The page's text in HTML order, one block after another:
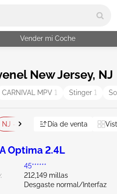
Vender mi Coche
New Jersey, NJ
CARNIVAL MPV 1 Stinger 1
NJ - Sayreville NJ - Central
Día de venta
Optima 2.4L
45******
212,149 millas
Desgaste normal/Interfaz